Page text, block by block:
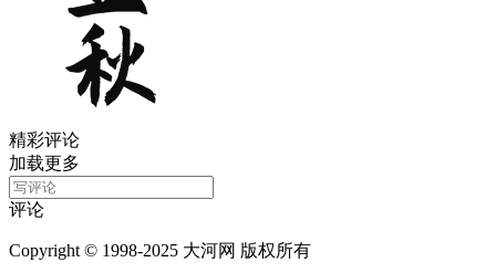
精彩评论
加载更多
评论
Copyright © 1998-2025 大河网 版权所有